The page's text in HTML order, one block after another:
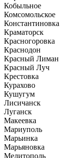
Кобыльное
Комсомольское
Константиновка
Краматорск
Красногоровка
Краснодон
Красный Лиман
Красный Луч
Крестовка
Курахово
Кушугум
Лисичанск
Луганск
Макеевка
Мариуполь
Марьинка
Марьяновка
Мелитополь